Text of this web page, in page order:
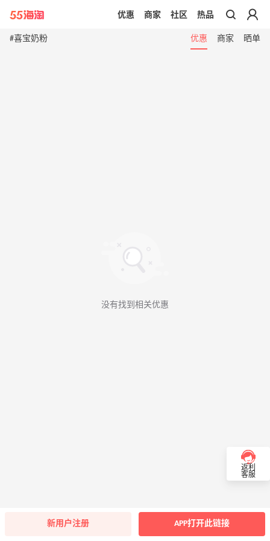
带你去官网买正品
优惠 商家 社区 热品
#喜宝奶粉 优惠 商家 晒单
没有找到相关优惠
返利
客服
新用户注册 APP打开此链接